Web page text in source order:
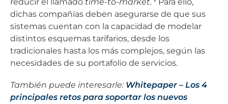
dichas compañías deben asegurarse de que sus
sistemas cuentan con la capacidad de modelar
distintos esquemas tarifarios, desde los
tradicionales hasta los más complejos, según las
necesidades de su portafolio de servicios.
También puede interesarle: Whitepaper – Los 4
principales retos para soportar los nuevos